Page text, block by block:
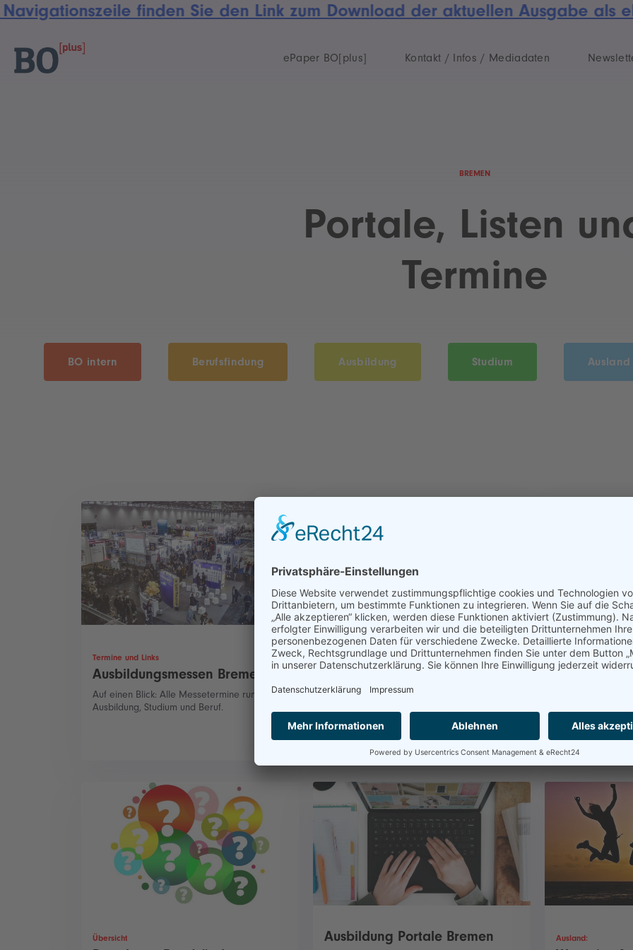
Skip
Skip
primary
navigation
finden Sie den Link zum Download der aktuellen Ausgabe als
ePaper BO[plus] Kontakt / Infos / Mediadaten
BREMEN
Portale, Listen
Termine
BO intern Berufsfindung Ausbildung Studium Ausland
Termine und Links
Ausbildungsmessen Bremen
Auf einen Blick: Alle Messetermine rund um
Ausbildung, Studium und Beruf.
Portale Studienwahl
Studium – Suchportale im
Überblick
Wie finde ich ein passendes Studienfach?
Und wo einen freien Studienplatz? Unsere
Ausbildung
Auf einen Blick:
nach einem
Übersicht Ausbildung Portale Bremen Ausland: